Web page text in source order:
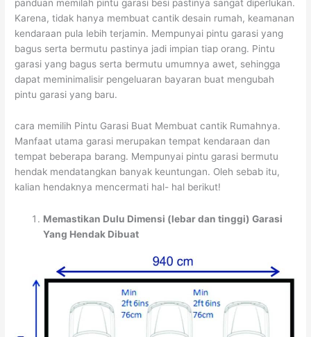
panduan memilah pintu garasi besi pastinya sangat diperlukan.
Karena, tidak hanya membuat cantik desain rumah, keamanan
kendaraan pula lebih terjamin. Mempunyai pintu garasi yang
bagus serta bermutu pastinya jadi impian tiap orang. Pintu
garasi yang bagus serta bermutu umumnya awet, sehingga
dapat meminimalisir pengeluaran bayaran buat mengubah
pintu garasi yang baru.
cara memilih Pintu Garasi Buat Membuat cantik Rumahnya.
Manfaat utama garasi merupakan tempat kendaraan dan
tempat beberapa barang. Mempunyai pintu garasi bermutu
hendak mendatangkan banyak keuntungan. Oleh sebab itu,
kalian hendaknya mencermati hal- hal berikut!
Memastikan Dulu Dimensi (lebar dan tinggi) Garasi
Yang Hendak Dibuat